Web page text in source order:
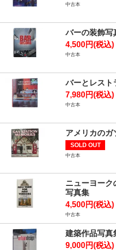
中古本
バーの装飾写
4,500円(税込)
中古本
バーとレスト
7,980円(税込)
中古本
アメリカのガ
SOLD OUT
中古本
ニューヨーク
写真集
4,500円(税込)
中古本
建築作品写真
9,000円(税込)